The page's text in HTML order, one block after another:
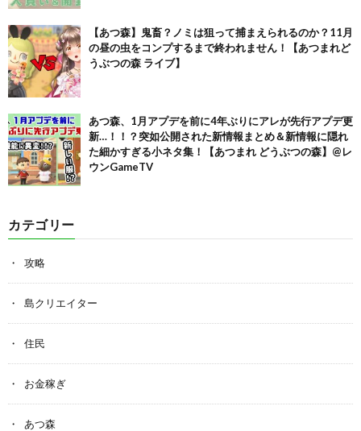
【あつ森】鬼畜？ノミは狙って捕まえられるのか？11月
の昼の虫をコンプするまで終われません！【あつまれど
うぶつの森 ライブ】
あつ森、1月アプデを前に4年ぶりにアレが先行アプデ更
新…！！？突如公開された新情報まとめ＆新情報に隠れ
た細かすぎる小ネタ集！【あつまれ どうぶつの森】@レ
ウンGameTV
カテゴリー
攻略
島クリエイター
住民
お金稼ぎ
あつ森